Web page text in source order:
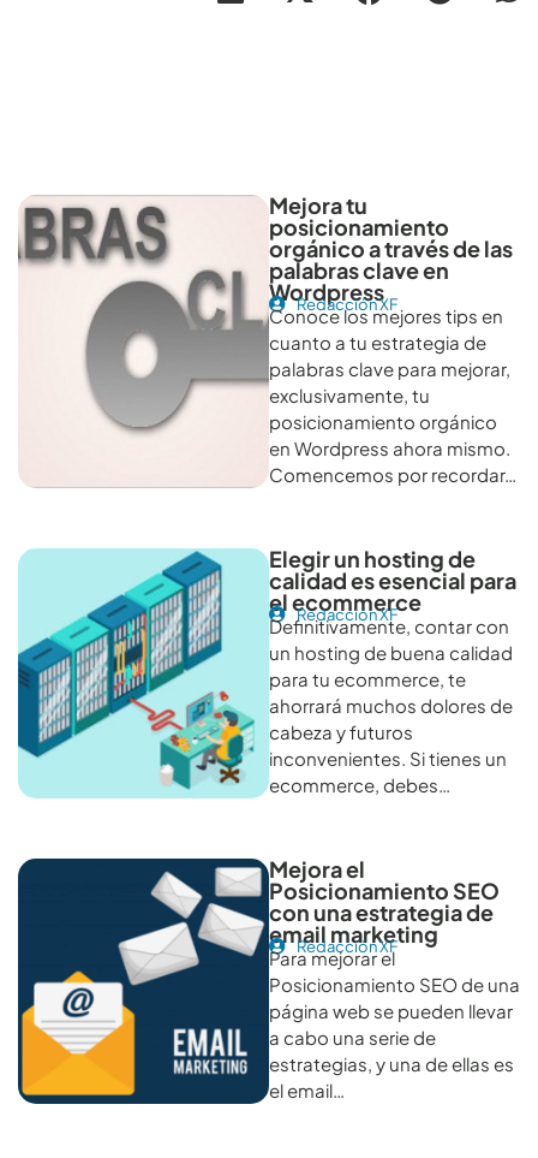
Mejora tu
posicionamiento
orgánico a través de las
palabras clave en
Wordpress
Redacción XF
Conoce los mejores tips en
cuanto a tu estrategia de
palabras clave para mejorar,
exclusivamente, tu
posicionamiento orgánico
en Wordpress ahora mismo.
Comencemos por recordar…
Elegir un hosting de
calidad es esencial para
el ecommerce
Redacción XF
Definitivamente, contar con
un hosting de buena calidad
para tu ecommerce, te
ahorrará muchos dolores de
cabeza y futuros
inconvenientes. Si tienes un
ecommerce, debes…
Mejora el
Posicionamiento SEO
con una estrategia de
email marketing
Redacción XF
Para mejorar el
Posicionamiento SEO de una
página web se pueden llevar
a cabo una serie de
estrategias, y una de ellas es
el email…